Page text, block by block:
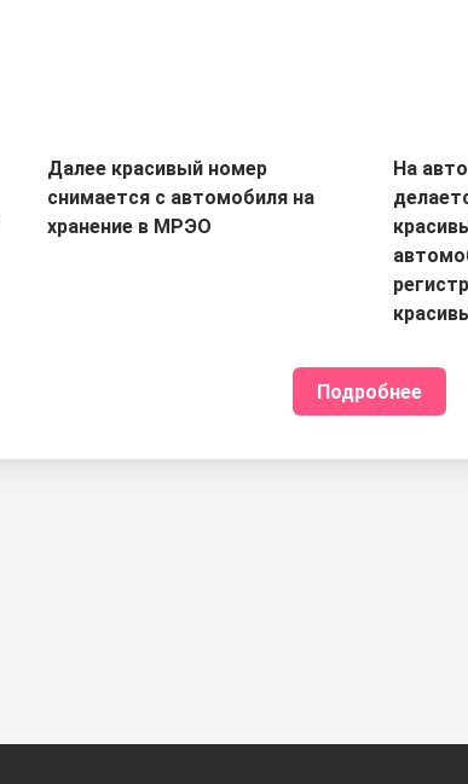
Далее красивый номер
снимается с автомобиля на
хранение в МРЭО
На
Подробнее